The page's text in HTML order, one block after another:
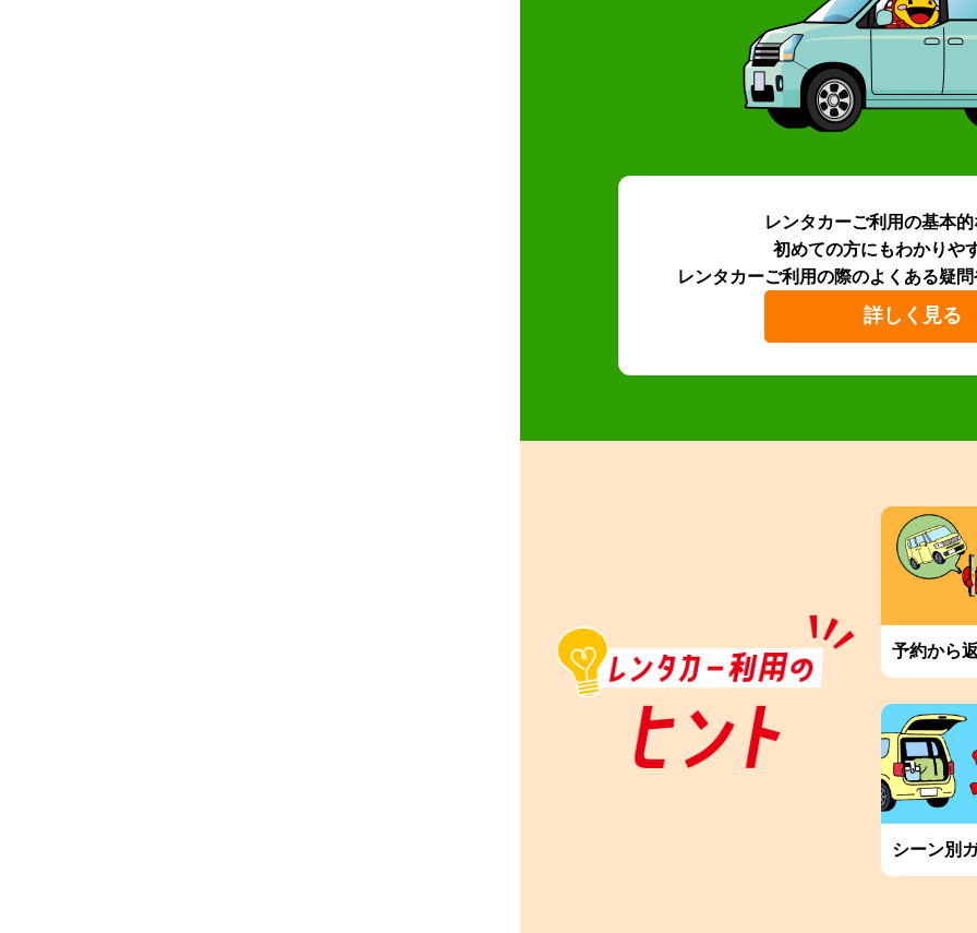
レンタカーご利用の基本
初めての方にもわかりや
レンタカーご利用の際のよくある疑問
詳しく見る
予約から
シーン別